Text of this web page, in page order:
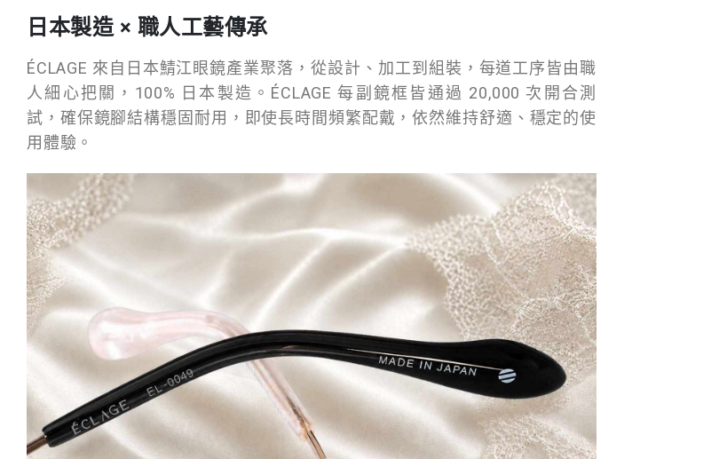
日本製造 × 職人工藝傳承
ÉCLAGE 來自日本鯖江眼鏡產業聚落，從設計、加工到組裝，每道工序皆由職
人細心把關，100% 日本製造。ÉCLAGE 每副鏡框皆通過 20,000 次開合測
試，確保鏡腳結構穩固耐用，即使長時間頻繁配戴，依然維持舒適、穩定的使
用體驗。